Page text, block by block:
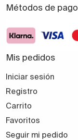
Métodos de pago
Mis pedidos
Iniciar sesión
Registro
Carrito
Favoritos
Seguir mi pedido